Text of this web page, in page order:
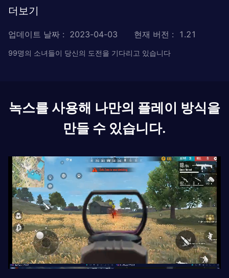
더보기
업데이트 날짜 : 2023-04-03 현재 버전 : 1.21
99명의 소녀들이 당신의 도전을 기다리고 있습니다
녹스를 사용해 나만의 플레이 방식을
만들 수 있습니다.